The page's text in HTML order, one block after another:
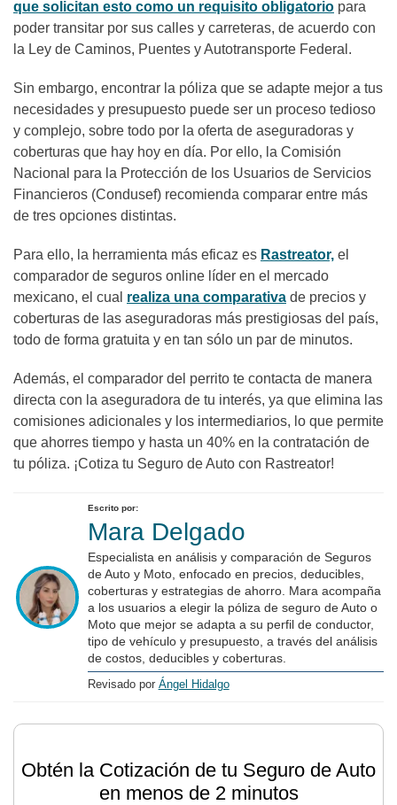
que solicitan esto como un requisito obligatorio para
poder transitar por sus calles y carreteras, de acuerdo con
la Ley de Caminos, Puentes y Autotransporte Federal.
Sin embargo, encontrar la póliza que se adapte mejor a tus
necesidades y presupuesto puede ser un proceso tedioso
y complejo, sobre todo por la oferta de aseguradoras y
coberturas que hay hoy en día. Por ello, la Comisión
Nacional para la Protección de los Usuarios de Servicios
Financieros (Condusef) recomienda comparar entre más
de tres opciones distintas.
Para ello, la herramienta más eficaz es Rastreator, el
comparador de seguros online líder en el mercado
mexicano, el cual realiza una comparativa de precios y
coberturas de las aseguradoras más prestigiosas del país,
todo de forma gratuita y en tan sólo un par de minutos.
Además, el comparador del perrito te contacta de manera
directa con la aseguradora de tu interés, ya que elimina las
comisiones adicionales y los intermediarios, lo que permite
que ahorres tiempo y hasta un 40% en la contratación de
tu póliza. ¡Cotiza tu Seguro de Auto con Rastreator!
Escrito por:
Mara Delgado
Especialista en análisis y comparación de Seguros
de Auto y Moto, enfocado en precios, deducibles,
coberturas y estrategias de ahorro. Mara acompaña
a los usuarios a elegir la póliza de seguro de Auto o
Moto que mejor se adapta a su perfil de conductor,
tipo de vehículo y presupuesto, a través del análisis
de costos, deducibles y coberturas.
Revisado por Ángel Hidalgo
Obtén la Cotización de tu Seguro de Auto
en menos de 2 minutos